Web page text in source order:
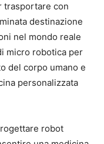
trasportare con
destinazione
nel mondo reale
micro robotica per
del corpo umano e
personalizzata
robot